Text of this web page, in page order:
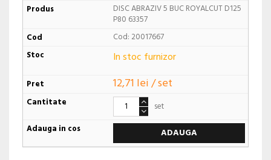
DISC ABRAZIV 5 BUC ROYALCUT D125
P80 63357
Cod: 20017667
In stoc furnizor
12,71 lei / set
set
ADAUGA